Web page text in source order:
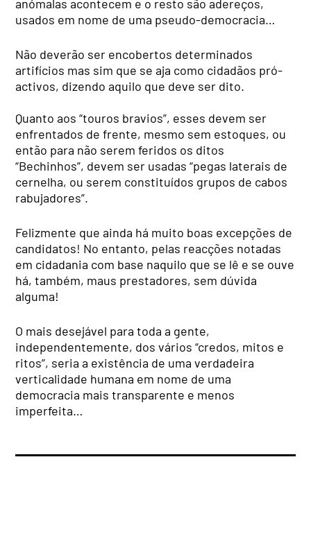
anómalas acontecem e o resto são adereços,
usados em nome de uma pseudo-democracia…
Não deverão ser encobertos determinados
artifícios mas sim que se aja como cidadãos pró-
activos, dizendo aquilo que deve ser dito.
Quanto aos “touros bravios”, esses devem ser
enfrentados de frente, mesmo sem estoques, ou
então para não serem feridos os ditos
“Bechinhos”, devem ser usadas “pegas laterais de
cernelha, ou serem constituídos grupos de cabos
rabujadores”.
Felizmente que ainda há muito boas excepções de
candidatos! No entanto, pelas reacções notadas
em cidadania com base naquilo que se lê e se ouve
há, também, maus prestadores, sem dúvida
alguma!
O mais desejável para toda a gente,
independentemente, dos vários “credos, mitos e
ritos”, seria a existência de uma verdadeira
verticalidade humana em nome de uma
democracia mais transparente e menos
imperfeita…